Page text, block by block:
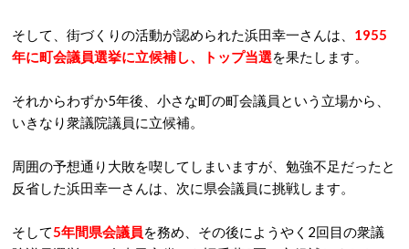
そして、街づくりの活動が認められた浜田幸一さんは、 1955
年に町会議員選挙に立候補し、トップ当選を果たします。
それからわずか5年後、小さな町の町会議員という立場から、
いきなり衆議院議員に立候補。
周囲の予想通り大敗を喫してしまいますが、勉強不足だったと
反省した浜田幸一さんは、次に県会議員に挑戦します。
そして5年間県会議員を務め、その後にようやく2回目の衆議